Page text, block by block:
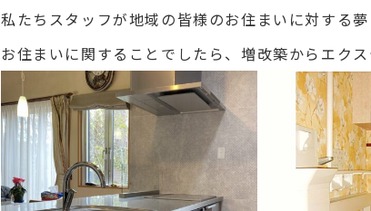
私たちスタッフが地域の皆様のお住まいに対する夢
お住まいに関することでしたら、増改築からエク